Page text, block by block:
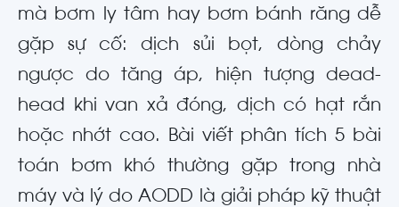
mà bơm ly tâm hay bơm bánh răng dễ
gặp sự cố: dịch sủi bọt, dòng chảy
ngược do tăng áp, hiện tượng dead-
head khi van xả đóng, dịch có hạt rắn
hoặc nhớt cao. Bài viết phân tích 5 bài
toán bơm khó thường gặp trong nhà
máy và lý do AODD là giải pháp kỹ thuật